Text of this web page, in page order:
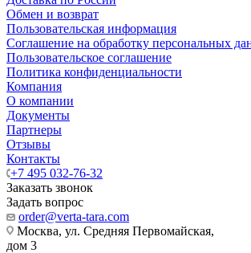
Обмен и возврат
Пользовательская информация
Соглашение на обработку персональных
Пользовательское соглашение
Политика конфиденциальности
Компания
О компании
Документы
Партнеры
Отзывы
Контакты
+7 495 032-76-32
Заказать звонок
Задать вопрос
order@verta-tara.com
Москва, ул. Средняя Первомайская,
дом 3